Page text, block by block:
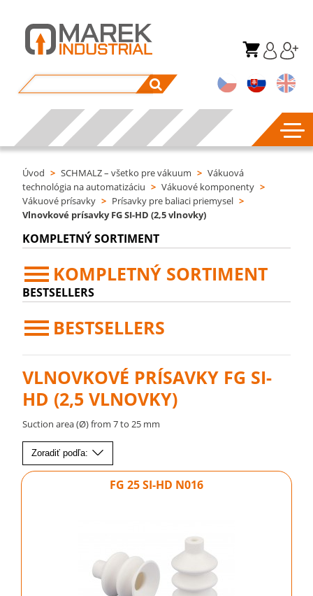
Úvod > SCHMALZ – všetko pre vákuum > Vákuová
technológia na automatizáciu > Vákuové komponenty >
Vákuové prísavky > Prísavky pre baliaci priemysel >
Vlnovkové prísavky FG SI-HD (2,5 vlnovky)
KOMPLETNÝ SORTIMENT
KOMPLETNÝ SORTIMENT
BESTSELLERS
BESTSELLERS
VLNOVKOVÉ PRÍSAVKY FG SI-
HD (2,5 VLNOVKY)
Suction area (Ø) from 7 to 25 mm
Zoradiť podľa:
FG 25 SI-HD N016